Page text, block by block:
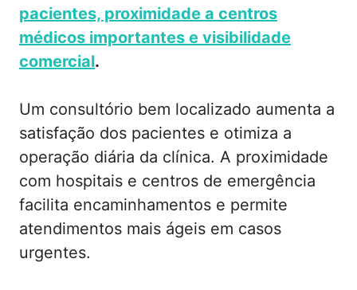
pacientes, proximidade a centros
médicos importantes e visibilidade
comercial.
Um consultório bem localizado aumenta a
satisfação dos pacientes e otimiza a
operação diária da clínica. A proximidade
com hospitais e centros de emergência
facilita encaminhamentos e permite
atendimentos mais ágeis em casos
urgentes.